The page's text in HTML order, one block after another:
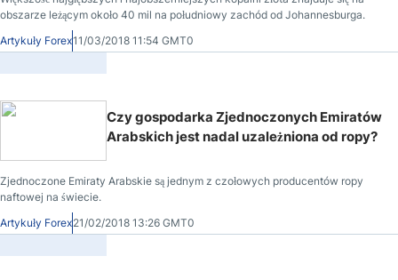
obszarze leżącym około 40 mil na południowy zachód od Johannesburga.
Artykuły Forex11/03/2018 11:54 GMT0
Czy gospodarka Zjednoczonych Emiratów
Arabskich jest nadal uzależniona od ropy?
Zjednoczone Emiraty Arabskie są jednym z czołowych producentów ropy
naftowej na świecie.
Artykuły Forex21/02/2018 13:26 GMT0